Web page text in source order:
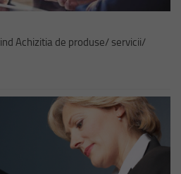
Achizitia de produse/ servicii/